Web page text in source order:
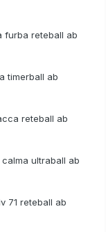
furba reteball ab
timerball ab
reteball ab
ultraball ab
71 reteball ab